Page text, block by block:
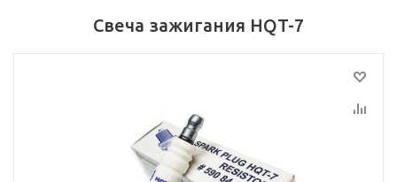
Свеча зажигания HQT-7